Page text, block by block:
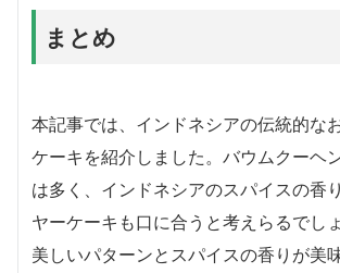
まとめ
本記事では、インドネシアの伝統的な
ケーキを紹介しました。バウムクーヘ
は多く、インドネシアのスパイスの香
ヤーケーキも口に合うと考えらるでし
美しいパターンとスパイスの香りが美